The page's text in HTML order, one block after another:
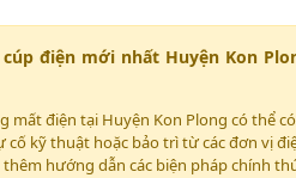
điện mới nhất Huyện Kon
mất điện tại Huyện Kon Plong có thể
cố kỹ thuật hoặc bảo trì từ các đơn vị
hướng dẫn các biện pháp chính